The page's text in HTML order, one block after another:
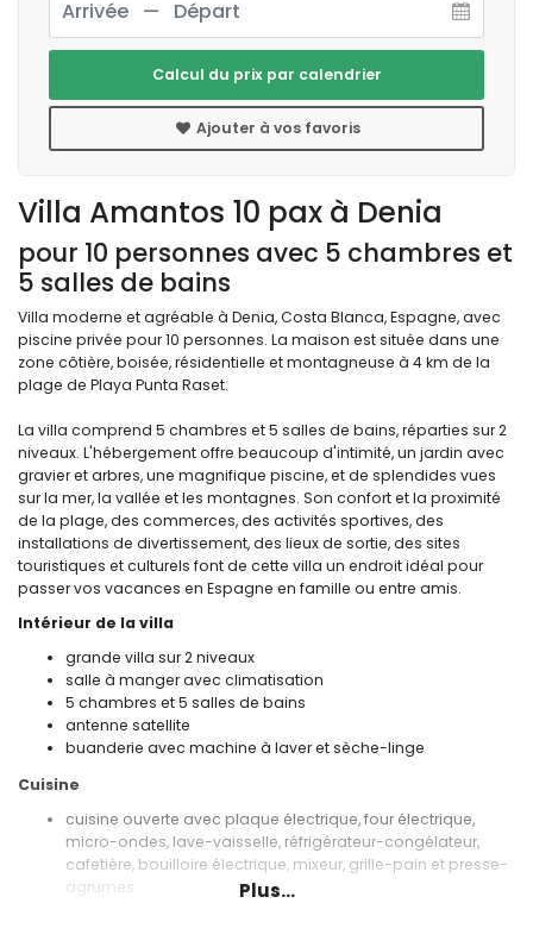
Villa Amantos 10 pax à Denia
pour 10 personnes avec 5 chambres et
5 salles de bains
Villa moderne et agréable à Denia, Costa Blanca, Espagne, avec
piscine privée pour 10 personnes. La maison est située dans une
zone côtière, boisée, résidentielle et montagneuse à 4 km de la
plage de Playa Punta Raset.
La villa comprend 5 chambres et 5 salles de bains, réparties sur 2
niveaux. L'hébergement offre beaucoup d'intimité, un jardin avec
gravier et arbres, une magnifique piscine, et de splendides vues
sur la mer, la vallée et les montagnes. Son confort et la proximité
de la plage, des commerces, des activités sportives, des
installations de divertissement, des lieux de sortie, des sites
touristiques et culturels font de cette villa un endroit idéal pour
passer vos vacances en Espagne en famille ou entre amis.
Intérieur de la villa
grande villa sur 2 niveaux
salle à manger avec climatisation
5 chambres et 5 salles de bains
antenne satellite
buanderie avec machine à laver et sèche-linge
Cuisine
cuisine ouverte avec plaque électrique, four électrique,
micro-ondes, lave-vaisselle, réfrigérateur-congélateur,
cafetière, bouilloire électrique, mixeur, grille-pain et presse-
agrumes
Plus...
Calcul du prix par calendrier
Ajouter à vos favoris